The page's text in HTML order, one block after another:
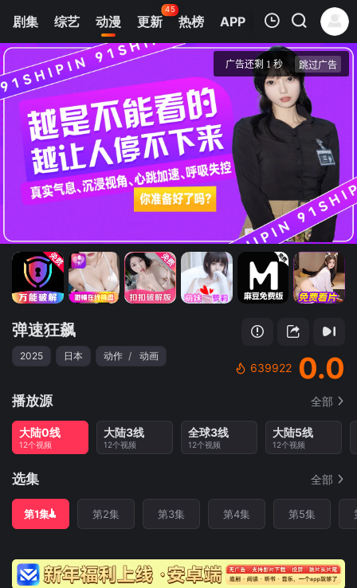
剧集 综艺 动漫 更新
45
热榜 APP
我的观影记录
第1集
弹速狂飙
清空
弹速狂飙
2025 日本 动作 / 动画
639922 0.0
播放源 全部
大陆0线
12个视频
大陆3线
12个视频
全球3线
12个视频
大陆5线
12个视频
选集 全部
第1集 第2集 第3集 第4集 第5集